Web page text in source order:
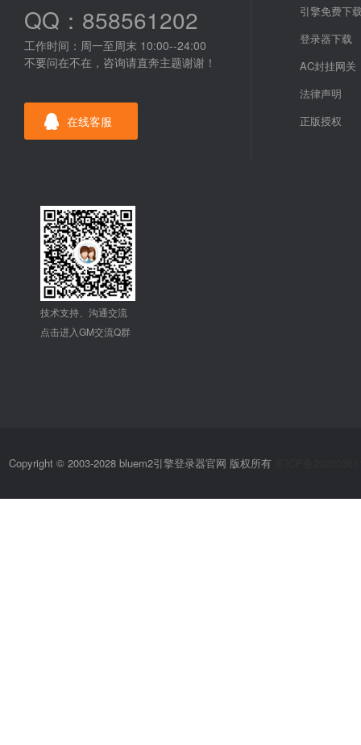
QQ：858561202
工作时间：周一至周末 10:00--24:00
不要问在不在，咨询请直奔主题谢谢！
在线客服
引擎免费下
登录器下载
AC封挂网关
法律声明
正版授权
技术支持、沟通交流
点击进入GM交流Q群
Copyright © 2003-2028 bluem2引擎登录器官网 版权所有